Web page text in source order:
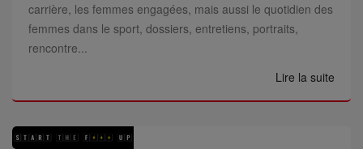
carrière, les femmes engagées, mais aussi le quotidien des
femmes dans le sport, dossiers, entretiens, portraits,
rencontre...
Lire la suite